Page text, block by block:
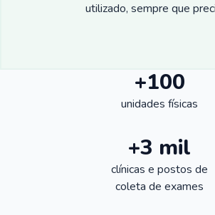
utilizado, sempre que
+100
unidades físicas
+3 mil
clínicas e postos de
coleta de exames